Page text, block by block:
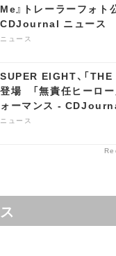
Me』トレーラーフォト
CDJournal ニュース
ニュース
SUPER EIGHT、「
登場 「無責任ヒーロー
ォーマンス -
ニュース